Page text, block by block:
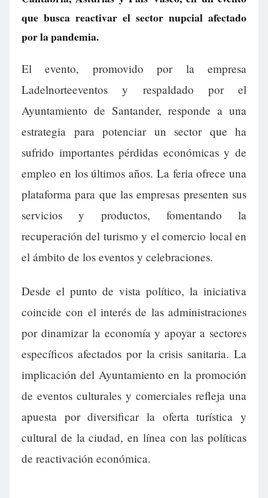
que busca reactivar el sector nupcial afectado
por la pandemia.
El evento, promovido por la empresa
Ladelnorteeventos y respaldado por el
Ayuntamiento de Santander, responde a una
estrategia para potenciar un sector que ha
sufrido importantes pérdidas económicas y de
empleo en los últimos años. La feria ofrece una
plataforma para que las empresas presenten sus
servicios y productos, fomentando la
recuperación del turismo y el comercio local en
el ámbito de los eventos y celebraciones.
Desde el punto de vista político, la iniciativa
coincide con el interés de las administraciones
por dinamizar la economía y apoyar a sectores
específicos afectados por la crisis sanitaria. La
implicación del Ayuntamiento en la promoción
de eventos culturales y comerciales refleja una
apuesta por diversificar la oferta turística y
cultural de la ciudad, en línea con las políticas
de reactivación económica.